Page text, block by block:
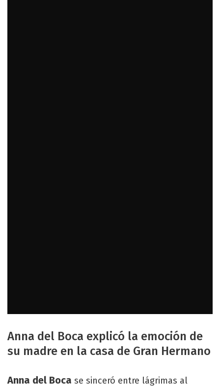
Anna del Boca explicó la emoción de
su madre en la casa de Gran Hermano
Anna del Boca se sinceró entre lágrimas al